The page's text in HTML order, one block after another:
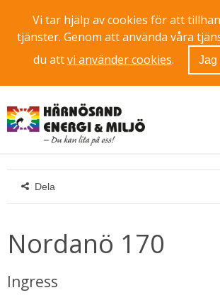
Vi tar hjälp av cookies för att
tjänster. Genom att använda våra
du attvi använder cookies. Jag
Dela
Nordanö 170
Ingress